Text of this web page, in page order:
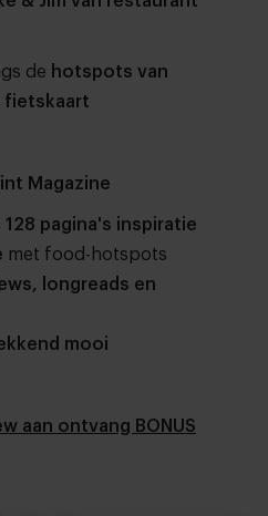
de hotspots van
fietskaart
Magazine
pagina's inspiratie
met food-hotspots
longreads en
mooi
aan ontvang BONUS